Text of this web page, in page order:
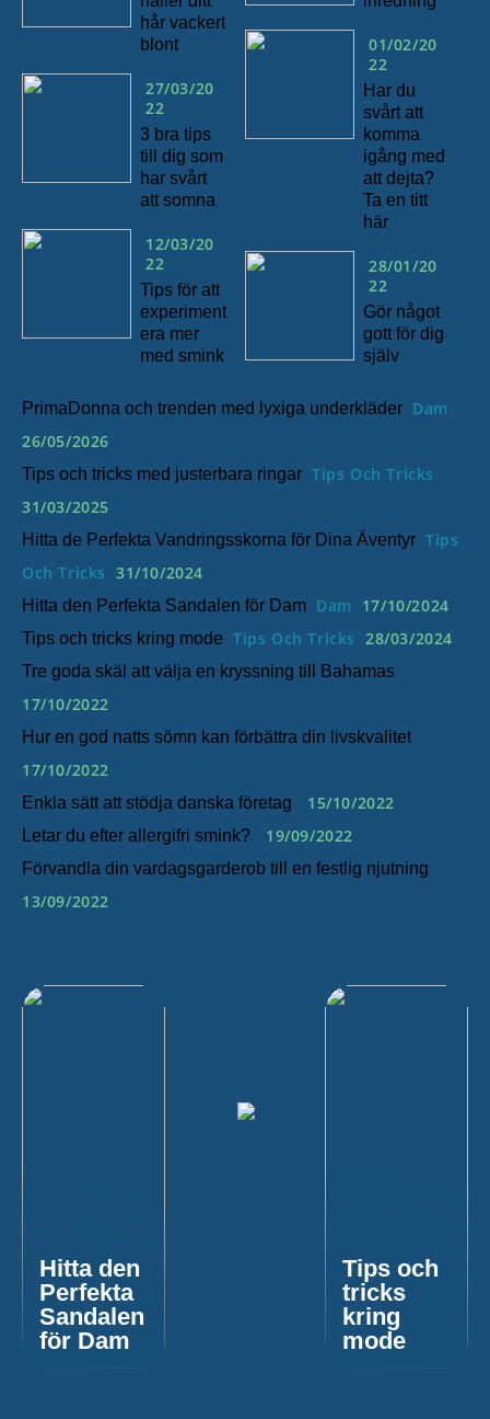
hår vackert
blont
27/03/20
22
3 bra tips
till dig som
har svårt
att somna
12/03/20
22
Tips för att
experiment
era mer
med smink
01/02/20
22
Har du
svårt att
komma
igång med
att dejta?
Ta en titt
här
28/01/20
22
Gör något
gott för dig
själv
PrimaDonna och trenden med lyxiga underkläder Dam
26/05/2026
Tips och tricks med justerbara ringar Tips Och Tricks
31/03/2025
Hitta de Perfekta Vandringsskorna för Dina Äventyr Tips
Och Tricks 31/10/2024
Hitta den Perfekta Sandalen för Dam Dam 17/10/2024
Tips och tricks kring mode Tips Och Tricks 28/03/2024
Tre goda skäl att välja en kryssning till Bahamas
17/10/2022
Hur en god natts sömn kan förbättra din livskvalitet
17/10/2022
Enkla sätt att stödja danska företag 15/10/2022
Letar du efter allergifri smink? 19/09/2022
Förvandla din vardagsgarderob till en festlig njutning
13/09/2022
Hitta den
Perfekta
Sandalen
för Dam
Tips och
tricks
kring
mode